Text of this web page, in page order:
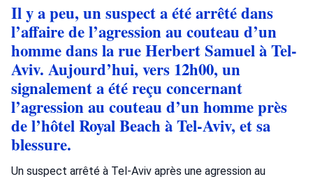
Il y a peu, un suspect a été arrêté dans
l’affaire de l’agression au couteau d’un
homme dans la rue Herbert Samuel à Tel-
Aviv. Aujourd’hui, vers 12h00, un
signalement a été reçu concernant
l’agression au couteau d’un homme près
de l’hôtel Royal Beach à Tel-Aviv, et sa
blessure.
Un suspect arrêté à Tel-Aviv après une agression au